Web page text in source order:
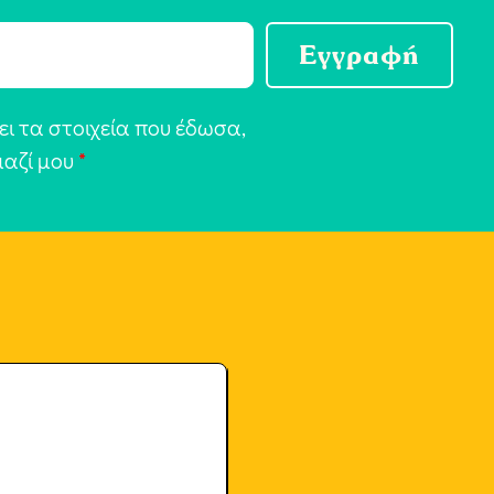
τα στοιχεία που έδωσα,
μου *
Εγγραφή